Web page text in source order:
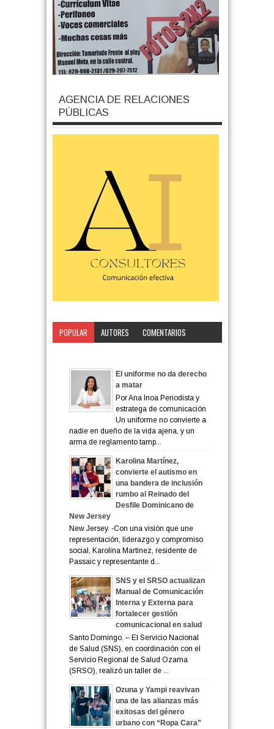
AGENCIA DE RELACIONES
PÚBLICAS
POPULAR AUTORES
COMENTARIOS
El uniforme no da derecho
a matar
Por Ana Inoa Periodista y
estratega de comunicación
Un uniforme no convierte a
nadie en dueño de la vida ajena, y un
arma de reglamento tamp...
Karolina Martínez,
convierte el autismo en
una bandera de inclusión
rumbo al Reinado del
Desfile Dominicano de
New Jersey
New Jersey. -Con una visión que une
representación, liderazgo y compromiso
social, Karolina Martínez, residente de
Passaic y representante d...
SNS y el SRSO actualizan
Manual de Comunicación
Interna y Externa para
fortalecer gestión
comunicacional en salud
Santo Domingo. – El Servicio Nacional
de Salud (SNS), en coordinación con el
Servicio Regional de Salud Ozama
(SRSO), realizó un taller de ...
Ozuna y Yampi reavivan
una de las alianzas más
exitosas del género
urbano con “Ropa Cara”